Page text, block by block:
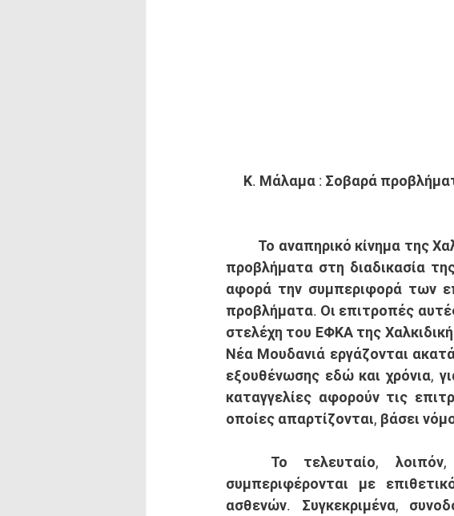
Κ. Μάλαμα : Σοβαρά
προβλήματα στη διαδικασία
αφορά την συμπεριφορά των
προβλήματα. Οι επιτροπές
στελέχη του ΕΦΚΑ της
Νέα Μουδανιά εργάζονται
εξουθένωσης εδώ και χρόνια,
καταγγελίες αφορούν τις
οποίες απαρτίζονται, βάσει
συμπεριφέρονται με
ασθενών. Συγκεκριμένα,